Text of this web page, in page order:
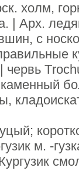
холм,
| Арх.
с
м. -